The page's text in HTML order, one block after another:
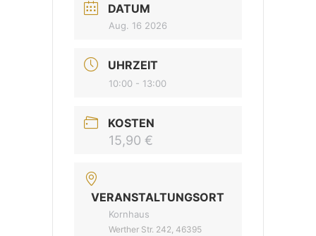
DATUM
Aug. 16 2026
UHRZEIT
10:00 - 13:00
KOSTEN
15,90 €
VERANSTALTUNGSORT
Kornhaus
Werther Str. 242, 46395